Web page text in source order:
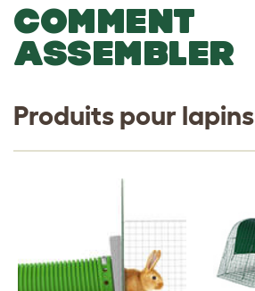
COMMENT
ASSEMBLER
Produits pour lapins